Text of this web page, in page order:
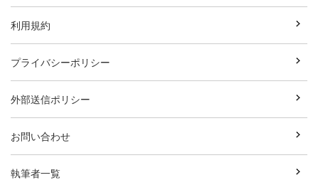
利用規約
プライバシーポリシー
外部送信ポリシー
お問い合わせ
執筆者一覧